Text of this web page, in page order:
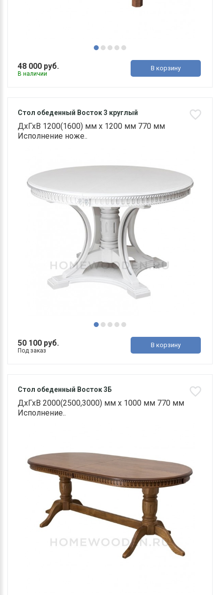
48 000 руб.
В наличии
В корзину
Стол обеденный Восток 3 круглый
ДхГхВ 1200(1600) мм х 1200 мм 770 мм
Исполнение ноже..
50 100 руб.
Под заказ
В корзину
Стол обеденный Восток 3Б
ДхГхВ 2000(2500,3000) мм х 1000 мм 770 мм
Исполнение..